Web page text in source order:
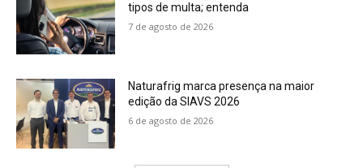
tipos de multa; entenda
7 de agosto de 2026
Naturafrig marca presença na maior
edição da SIAVS 2026
6 de agosto de 2026